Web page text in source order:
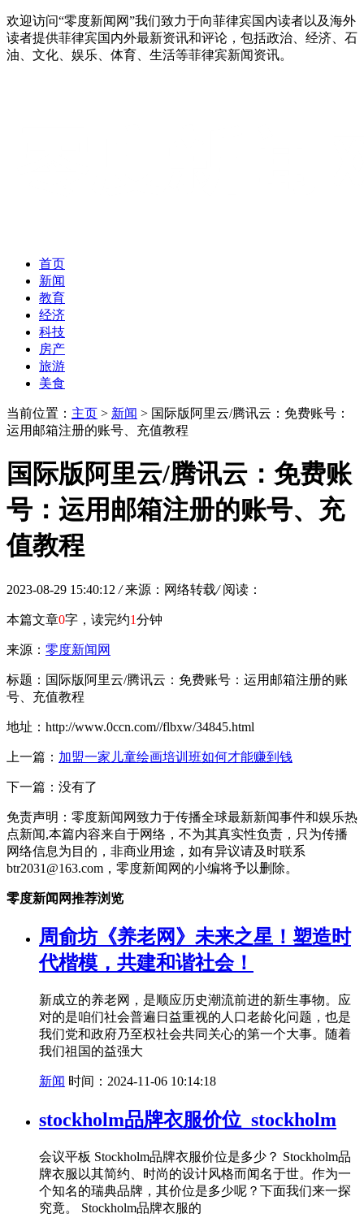
欢迎访问“零度新闻网”我们致力于向菲律宾国内读者以及海外
读者提供菲律宾国内外最新资讯和评论，包括政治、经济、石
油、文化、娱乐、体育、生活等菲律宾新闻资讯。
首页
新闻
教育
经济
科技
房产
旅游
美食
当前位置： 主页 > 新闻 > 国际版阿里云/腾讯云：免费账号：
运用邮箱注册的账号、充值教程
国际版阿里云/腾讯云：免费账
号：运用邮箱注册的账号、充
值教程
2023-08-29 15:40:12 / 来源：网络转载/ 阅读：
本篇文章0字，读完约1分钟
来源： 零度新闻网
标题：国际版阿里云/腾讯云：免费账号：运用邮箱注册的账
号、充值教程
地址：http://www.0ccn.com//flbxw/34845.html
上一篇： 加盟一家儿童绘画培训班如何才能赚到钱
下一篇：没有了
免责声明：零度新闻网致力于传播全球最新新闻事件和娱乐热
点新闻,本篇内容来自于网络，不为其真实性负责，只为传播
网络信息为目的，非商业用途，如有异议请及时联系
btr2031@163.com，零度新闻网的小编将予以删除。
零度新闻网推荐浏览
周俞坊《养老网》未来之星！塑造时
代楷模，共建和谐社会！
新成立的养老网，是顺应历史潮流前进的新生事物。应
对的是咱们社会普遍日益重视的人口老龄化问题，也是
我们党和政府乃至权社会共同关心的第一个大事。随着
我们祖国的益强大
新闻 时间：2024-11-06 10:14:18
stockholm品牌衣服价位_stockholm
会议平板 Stockholm品牌衣服价位是多少？ Stockholm品
牌衣服以其简约、时尚的设计风格而闻名于世。作为一
个知名的瑞典品牌，其价位是多少呢？下面我们来一探
究竟。 Stockholm品牌衣服的